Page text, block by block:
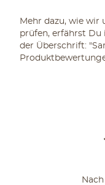
Mehr dazu, wie wir
prüfen, erfährst Du
der Überschrift: